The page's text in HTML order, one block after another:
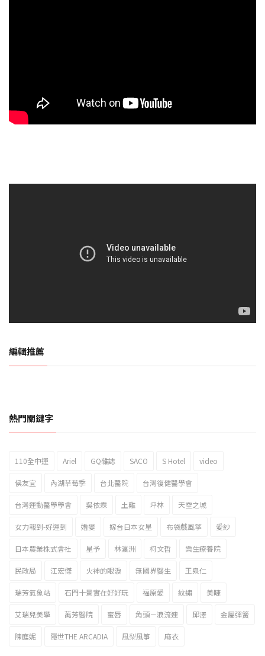
編輯推薦
2023新北市北海岸國際風箏節「風在石起」霸氣回歸
熱門關鍵字
110全中運 Ariel GQ雜誌 SACO S Hotel video
侯友宜 內湖草莓季 台北醫院 台灣復健醫學會
台灣運動醫學學會 吳依霖 土雞 坪林 天空之城
女力報到-好運到 婚變 嫁台日本女星 布袋戲風箏 愛紗
日本農業株式會社 星予 林瀛洲 柯文哲 樂生療養院
民政局 江宏傑 火神的眼淚 無國界醫生 王泉仁
瑞芳氣象站 石門十景實在好好玩 福原愛 紋繡 美睫
艾瑞兒美學 萬芳醫院 蜜唇 角頭－浪流連 邱澤 金屬彈簧
陳庭妮 隱世THE ARCADIA 風梨風箏 麻衣